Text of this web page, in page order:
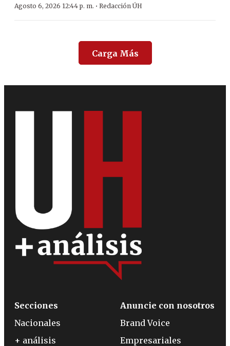
Agosto 6, 2026 12:44 p. m. · Redacción ÚH
Carga Más
Secciones
Nacionales
+ análisis
Anuncie con nosotros
Brand Voice
Empresariales